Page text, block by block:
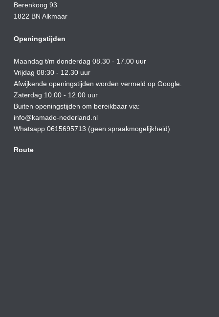
Berenkoog 93
1822 BN Alkmaar
Openingstijden
Maandag t/m donderdag 08.30 - 17.00 uur
Vrijdag 08:30 - 12.30 uur
Afwijkende openingstijden worden vermeld op Google.
Zaterdag 10.00 - 12.00 uur
Buiten openingstijden om bereikbaar via:
info@kamado-nederland.nl
Whatsapp 0615695713 (geen spraakmogelijkheid)
Route